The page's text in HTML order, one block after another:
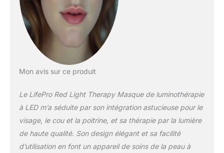
équilibre les peaux
grasses - pour une
brillance fraîche et
éclatante. Un manuel
luminothérapie à LED
utilise une
luminothérapie douce et
naturelle pour pénétrer
dans la peau et stimuler
l'activité cellulaire, ce qui
Mon avis sur ce produit
Le LifePro Red Light Therapy Masque de luminothérapie
à LED m’a séduite par son intégration astucieuse pour le
visage, le cou et la poitrine, et sa thérapie par la lumière
de haute qualité. Son design élégant et sa facilité
d’utilisation en font un appareil de soins de la peau à